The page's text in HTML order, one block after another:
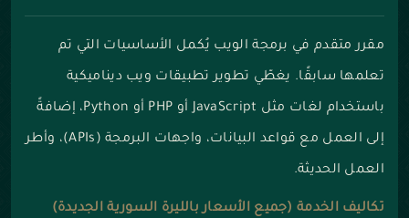
مقرر متقدم في برمجة الويب يُكمل الأساسيات التي تم
تعلمها سابقًا. يغطّي تطوير تطبيقات ويب ديناميكية
باستخدام لغات مثل JavaScript أو PHP أو Python، إضافةً
إلى العمل مع قواعد البيانات، واجهات البرمجة (APIs)، وأطر
العمل الحديثة.
تكاليف الخدمة (جميع الأسعار بالليرة السورية الجديدة)